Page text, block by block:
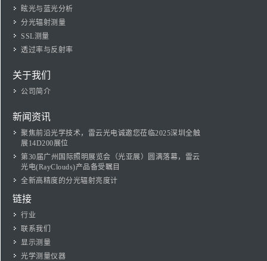
眩光与蓝光分析
分光辐射测量
SSL测量
透过率与反射率
关于我们
公司简介
新闻资讯
聚焦前沿光学技术，雷云光电诚邀您莅临2025深圳全触
展14D200展位
第30届广州国际照明展览会（光亚展）圆满落幕，雷云
光电(RayClouds)产品备受瞩目
全新高精度的分光辐射亮度计
链接
行业
联系我们
显示测量
光学测量仪器